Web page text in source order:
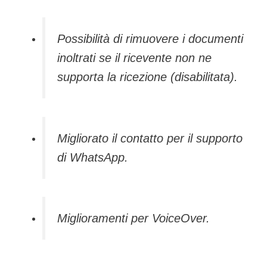
Possibilità di rimuovere i documenti
inoltrati se il ricevente non ne
supporta la ricezione (disabilitata).
Migliorato il contatto per il supporto
di WhatsApp.
Miglioramenti per VoiceOver.